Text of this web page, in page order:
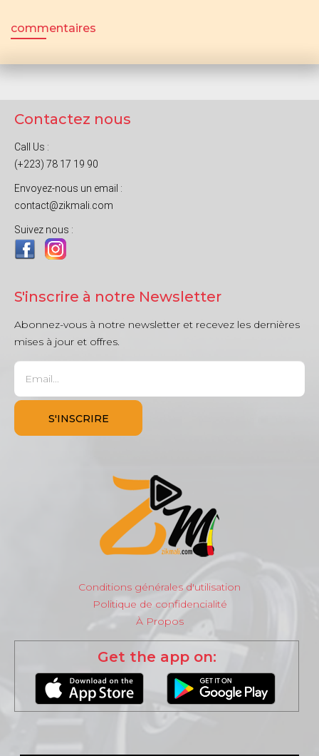
commentaires
Contactez nous
Call Us :
(+223) 78 17 19 90
Envoyez-nous un email :
contact@zikmali.com
Suivez nous :
S'inscrire à notre Newsletter
Abonnez-vous à notre newsletter et recevez les dernières
mises à jour et offres.
Conditions générales d'utilisation
Politique de confidencialité
À Propos
Get the app on: